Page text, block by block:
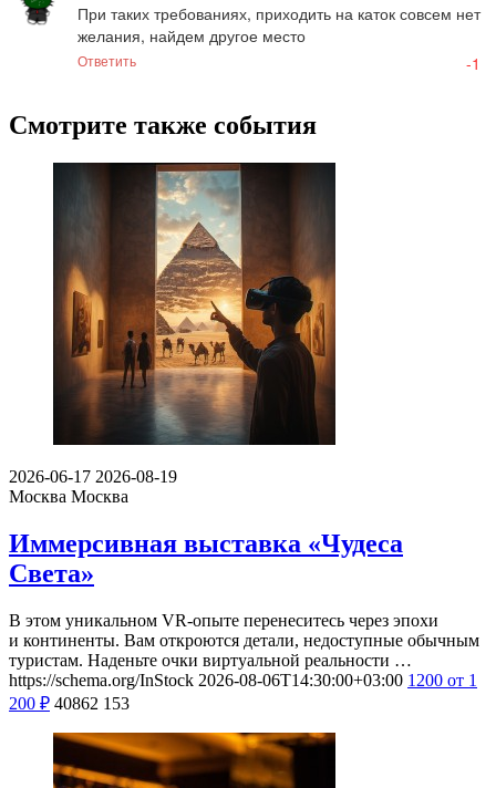
При таких требованиях, приходить на каток совсем нет
желания, найдем другое место
Ответить -1
Смотрите также события
2026-06-17 2026-08-19
Москва Москва
Иммерсивная выставка «Чудеса
Света»
В этом уникальном VR-опыте перенеситесь через эпохи
и континенты. Вам откроются детали, недоступные обычным
туристам. Наденьте очки виртуальной реальности …
https://schema.org/InStock 2026-08-06T14:30:00+03:00 1200 от 1
200 ₽ 40862 153